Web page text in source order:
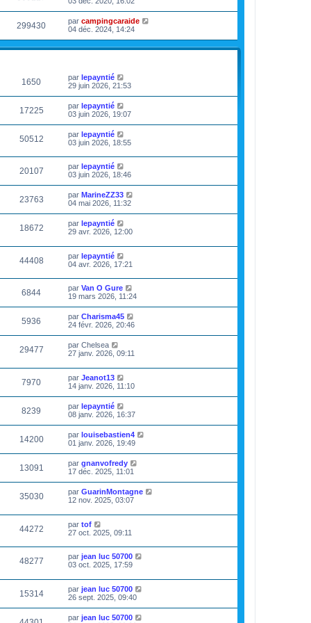
299430 par campingcaraide
04 déc. 2024, 14:24
1650 par lepayntié
29 juin 2026, 21:53
17225 par lepayntié
03 juin 2026, 19:07
50512 par lepayntié
03 juin 2026, 18:55
20107 par lepayntié
03 juin 2026, 18:46
23763 par MarineZZ33
04 mai 2026, 11:32
18672 par lepayntié
29 avr. 2026, 12:00
44408 par lepayntié
04 avr. 2026, 17:21
6844 par Van O Gure
19 mars 2026, 11:24
5936 par Charisma45
24 févr. 2026, 20:46
29477 par Chelsea
27 janv. 2026, 09:11
7970 par Jeanot13
14 janv. 2026, 11:10
8239 par lepayntié
08 janv. 2026, 16:37
14200 par louisebastien4
01 janv. 2026, 19:49
13091 par gnanvofredy
17 déc. 2025, 11:01
35030 par GuarinMontagne
12 nov. 2025, 03:07
44272 par tof
27 oct. 2025, 09:11
48277 par jean luc 50700
03 oct. 2025, 17:59
15314 par jean luc 50700
26 sept. 2025, 09:40
par jean luc 50700